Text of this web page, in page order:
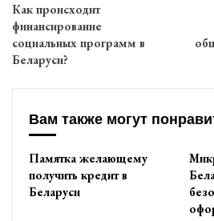
Как происходит
финансирование
социальных программ в
Беларуси?
Вам также могут
Памятка желающему
получить кредит в
Беларуси